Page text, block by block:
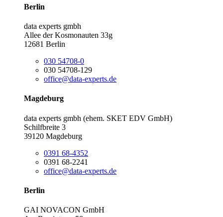
Berlin
data experts gmbh
Allee der Kosmonauten 33g
12681 Berlin
030 54708-0
030 54708-129
office@data-experts.de
Magdeburg
data experts gmbh (ehem. SKET EDV GmbH)
Schilfbreite 3
39120 Magdeburg
0391 68-4352
0391 68-2241
office@data-experts.de
Berlin
GAI NOVACON GmbH